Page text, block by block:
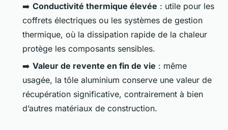
➡️ Conductivité thermique élevée : utile pour les
coffrets électriques ou les systèmes de gestion
thermique, où la dissipation rapide de la chaleur
protège les composants sensibles.
➡️ Valeur de revente en fin de vie : même
usagée, la tôle aluminium conserve une valeur de
récupération significative, contrairement à bien
d’autres matériaux de construction.